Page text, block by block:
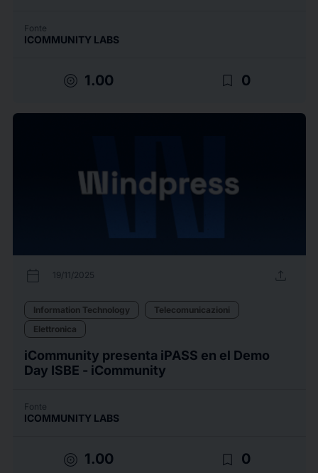
Fonte
ICOMMUNITY LABS
target 1.00 bookmark_border 0
calendar_today 19/11/2025 upload
Information Technology
Telecomunicazioni
Elettronica
iCommunity presenta iPASS en el Demo
Day ISBE - iCommunity
Fonte
ICOMMUNITY LABS
target 1.00 bookmark_border 0